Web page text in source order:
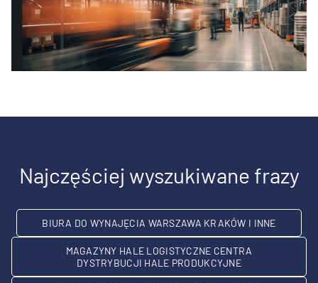
Najczęściej wyszukiwane frazy
BIURA DO WYNAJĘCIA WARSZAWA KRAKÓW I INNE
MAGAZYNY HALE LOGISTYCZNE CENTRA
DYSTRYBUCJI HALE PRODUKCYJNE